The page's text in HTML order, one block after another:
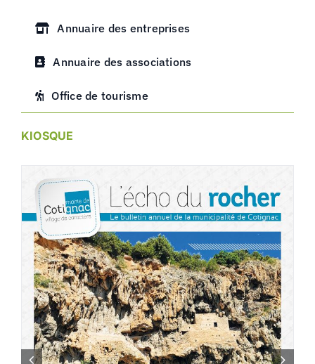
Annuaire des entreprises
Annuaire des associations
Office de tourisme
KIOSQUE